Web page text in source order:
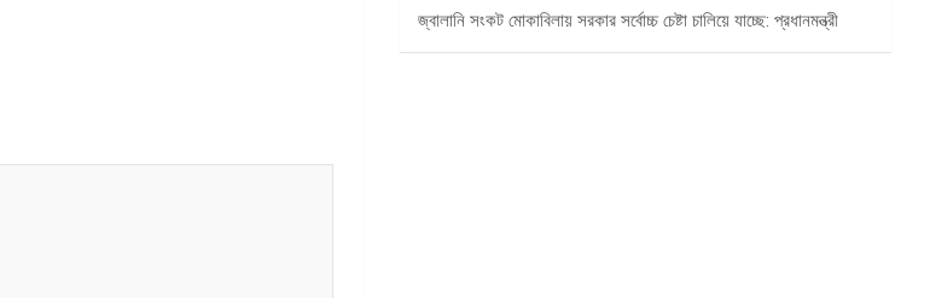
জ্বালানি সংকট মোকাবিলায় সরকার সর্বোচ্চ চেষ্টা চালিয়ে যাচ্ছে: প্রধানমন্ত্রী